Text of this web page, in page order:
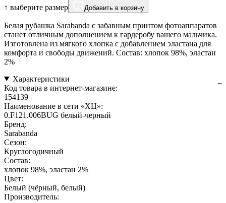
↑ выберите размер
Добавить в корзину
Белая рубашка Sarabanda с забавным принтом фотоаппаратов
станет отличным дополнением к гардеробу вашего мальчика.
Изготовлена из мягкого хлопка с добавлением эластана для
комфорта и свободы движений. Состав: хлопок 98%, эластан
2%
Характеристики
Код товара в интернет-магазине:
154139
Наименование в сети «ХЦ»:
0.F121.006BUG белый-черный
Бренд:
Sarabanda
Сезон:
Круглогодичный
Состав:
хлопок 98%, эластан 2%
Цвет:
Белый (чёрный, белый)
Производитель: